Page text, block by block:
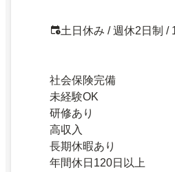
土日休み / 週休2日制 /
社会保険完備
未経験OK
研修あり
高収入
長期休暇あり
年間休日120日以上